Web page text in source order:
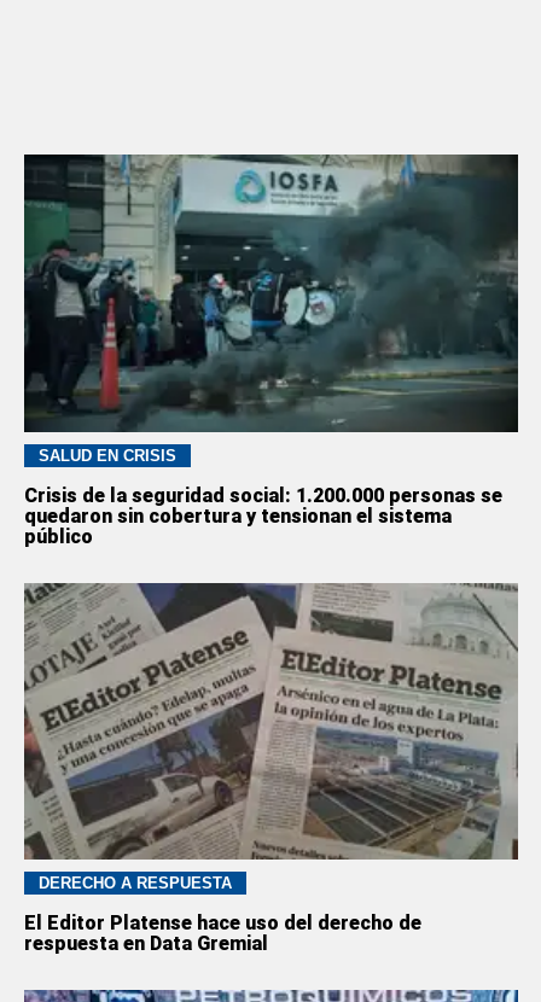
SALUD EN CRISIS
Crisis de la seguridad social: 1.200.000 personas se
quedaron sin cobertura y tensionan el sistema
público
DERECHO A RESPUESTA
El Editor Platense hace uso del derecho de
respuesta en Data Gremial